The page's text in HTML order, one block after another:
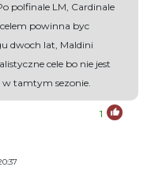
polfinale LM, Cardinale
powinna byc
dwoch lat, Maldini
cele bo nie jest
tamtym sezonie.
1